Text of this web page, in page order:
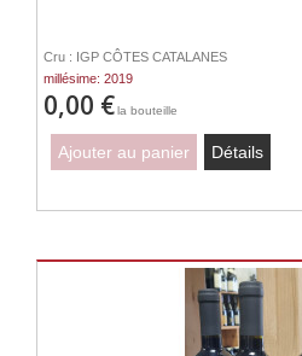
Cru : IGP CÔTES CATALANES
millésime: 2019
0,00 €la bouteille
Ajouter au panier Détails